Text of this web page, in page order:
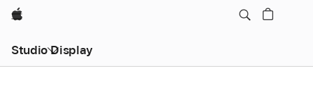
Apple
Studio Display